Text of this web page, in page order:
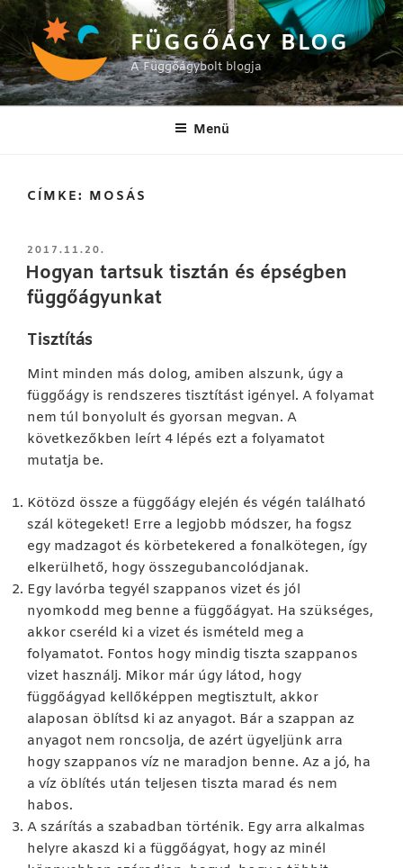
Tartalomhoz
FÜGGŐÁGY BLOG
A Függőágybolt blogja
Menü
CÍMKE: MOSÁS
BEKÜLDVE:
2017.11.20.
Hogyan tartsuk tisztán és épségben
függőágyunkat
Tisztítás
Mint minden más dolog, amiben alszunk, úgy a
függőágy is rendszeres tisztítást igényel. A folyamat
nem túl bonyolult és gyorsan megvan. A
következőkben leírt 4 lépés ezt a folyamatot
mutatja be.
Kötözd össze a függőágy elején és végén található
szál kötegeket! Erre a legjobb módszer, ha fogsz
egy madzagot és körbetekered a fonalkötegen, így
elkerülhető, hogy összegubancolódjanak.
Egy lavórba tegyél szappanos vizet és jól
nyomkodd meg benne a függőágyat. Ha szükséges,
akkor cseréld ki a vizet és ismételd meg a
folyamatot. Fontos hogy mindig tiszta szappanos
vizet használj. Mikor már úgy látod, hogy
függőágyad kellőképpen megtisztult, akkor
alaposan öblítsd ki az anyagot. Bár a szappan az
anyagot nem roncsolja, de azért ügyeljünk arra
hogy szappanos víz ne maradjon benne. Az a jó, ha
a víz öblítés után teljesen tiszta marad és nem
habos.
A szárítás a szabadban történik. Egy arra alkalmas
helyre akaszd ki a függőágyat, hogy az minél